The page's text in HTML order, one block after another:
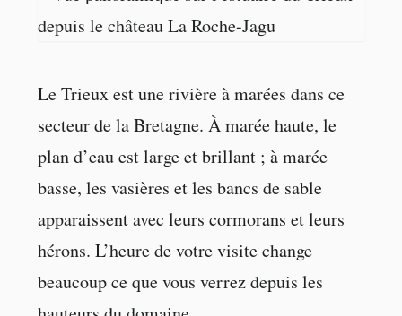
Le Trieux est une rivière à marées dans ce
secteur de la Bretagne. À marée haute, le
plan d’eau est large et brillant ; à marée
basse, les vasières et les bancs de sable
apparaissent avec leurs cormorans et leurs
hérons. L’heure de votre visite change
beaucoup ce que vous verrez depuis les